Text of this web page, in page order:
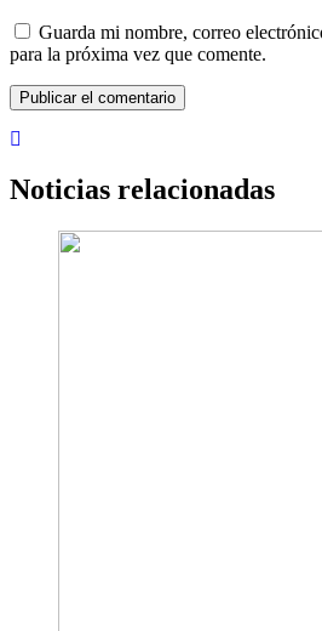
Guarda mi nombre, correo
para la próxima vez que comente.
Noticias relacionadas